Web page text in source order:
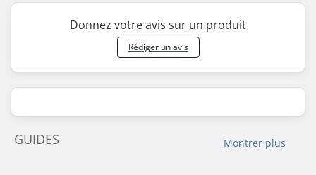
Donnez votre avis sur un produit
Rédiger un avis
Montrer plus
GUIDES